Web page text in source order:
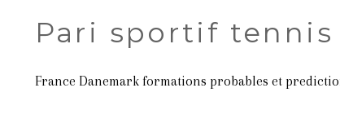
Pari sportif
France Danemark formations probables et